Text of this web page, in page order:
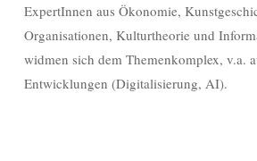
ExpertInnen aus Ökonomie,
Organisationen, Kulturtheorie und
widmen sich dem Themenkomplex, v.a.
Entwicklungen (Digitalisierung, AI).